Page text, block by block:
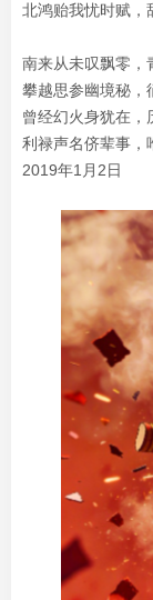
北鸿贻我忧时赋，
南来从未叹飘零，
攀越思参幽境秘，
曾经幻火身犹在，
利禄声名侪辈事，
2019年1月2日